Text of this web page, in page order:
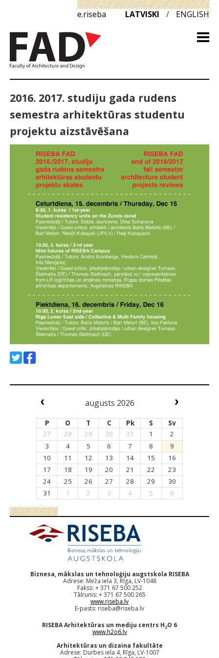
e.riseba LATVISKI / ENGLISH
2016. 2017. studiju gada rudens
semestra arhitektūras studentu
projektu aizstāvēšana
augusts 2026
P O T C Pk S
Sv
27
28 29 30 31 1
2
3
4 5 6 7 8
9
10
11 12 13 14 15
16
17
18 19 20 21 22
23
24
25 26 27 28 29
30
31
1 2 3 4 5 6
Biznesa, mākslas un tehnoloģiju augstskola RISEBA
Adrese: Meža iela 3, Rīga, LV-1048
Fakss: + 371 67 500 252
Tālrunis: + 371 67 500 265
www.riseba.lv
E-pasts: riseba@riseba.lv
RISEBA Arhitektūras un mediju centrs H2O 6
www.h2o6.lv
Arhitektūras un dizaina fakultāte
Adrese: Durbes iela 4, Rīga, LV-1007